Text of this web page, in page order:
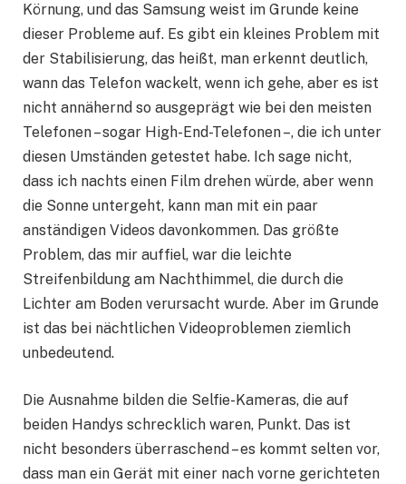
Körnung, und das Samsung weist im Grunde keine
dieser Probleme auf. Es gibt ein kleines Problem mit
der Stabilisierung, das heißt, man erkennt deutlich,
wann das Telefon wackelt, wenn ich gehe, aber es ist
nicht annähernd so ausgeprägt wie bei den meisten
Telefonen – sogar High-End-Telefonen –, die ich unter
diesen Umständen getestet habe. Ich sage nicht,
dass ich nachts einen Film drehen würde, aber wenn
die Sonne untergeht, kann man mit ein paar
anständigen Videos davonkommen. Das größte
Problem, das mir auffiel, war die leichte
Streifenbildung am Nachthimmel, die durch die
Lichter am Boden verursacht wurde. Aber im Grunde
ist das bei nächtlichen Videoproblemen ziemlich
unbedeutend.
Die Ausnahme bilden die Selfie-Kameras, die auf
beiden Handys schrecklich waren, Punkt. Das ist
nicht besonders überraschend – es kommt selten vor,
dass man ein Gerät mit einer nach vorne gerichteten